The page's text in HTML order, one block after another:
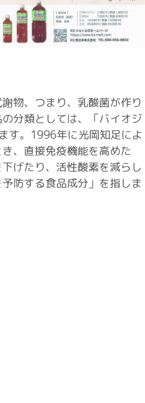
物、つまり、乳酸菌が作り
分類としては、「バイオジ
す。1996年に光岡知足によ
、直接免疫機能を高めた
げたり、活性酸素を減らし
防する食品成分」を指しま